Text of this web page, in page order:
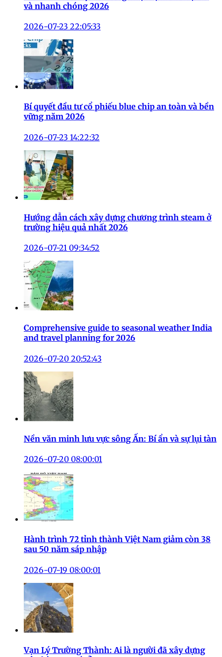
và nhanh chóng 2026
2026-07-23 22:05:33
Bí quyết đầu tư cổ phiếu blue chip an toàn và bền
vững năm 2026
2026-07-23 14:22:32
Hướng dẫn cách xây dựng chương trình steam ở
trường hiệu quả nhất 2026
2026-07-21 09:34:52
Comprehensive guide to seasonal weather India
and travel planning for 2026
2026-07-20 20:52:43
Nền văn minh lưu vực sông Ấn: Bí ẩn và sự lụi tàn
2026-07-20 08:00:01
Hành trình 72 tỉnh thành Việt Nam giảm còn 38
sau 50 năm sáp nhập
2026-07-19 08:00:01
Vạn Lý Trường Thành: Ai là người đã xây dựng